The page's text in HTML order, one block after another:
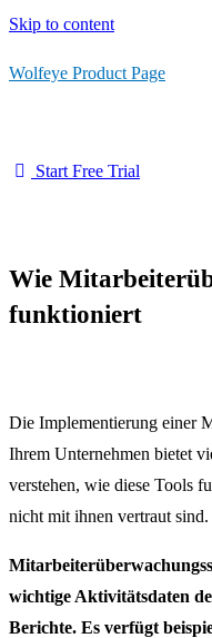
Skip to content
Wolfeye Product Page
Start Free Trial
Wie
funktioniert
Die Implementierung einer
Ihrem Unternehmen bietet
verstehen, wie diese Tools
nicht mit ihnen vertraut sind.
wichtige Aktivitätsdaten
Berichte. Es verfügt